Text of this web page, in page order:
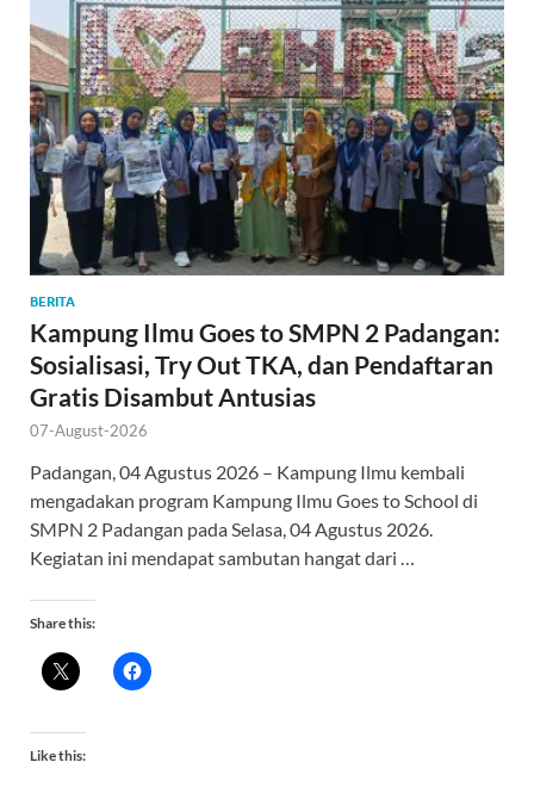
BERITA
Kampung Ilmu Goes to SMPN 2 Padangan:
Sosialisasi, Try Out TKA, dan Pendaftaran
Gratis Disambut Antusias
07-August-2026
Padangan, 04 Agustus 2026 – Kampung Ilmu kembali
mengadakan program Kampung Ilmu Goes to School di
SMPN 2 Padangan pada Selasa, 04 Agustus 2026.
Kegiatan ini mendapat sambutan hangat dari …
Share this:
Like this: